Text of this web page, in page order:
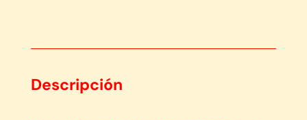
Descripción